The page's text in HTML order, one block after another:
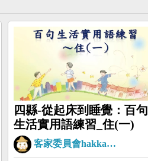
四縣-從起床到睡覺：百句
生活實用語練習_住(一)
客家委員會hakkaman